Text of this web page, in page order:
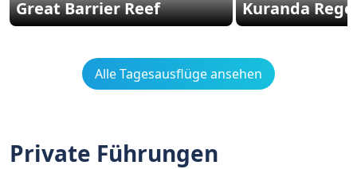
Great Barrier Reef Kuranda
Alle Tagesausflüge ansehen
Private Führungen